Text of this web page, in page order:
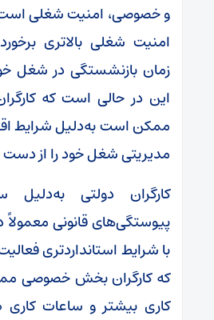
و خصوصی، امنیت شغلی است.
امنیت شغلی بالاتری
زمان بازنشستگی در شغل
این در حالی است که
ممکن است به‌دلیل شرایط
مدیریتی شغل خود را از
کارگران دولتی به‌دلیل
پیوستگی‌های قانونی
با شرایط استانداردتری
که کارگران بخش خصوصی
کاری بیشتر و ساعات کاری